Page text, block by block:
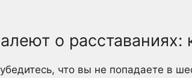
о расставаниях:
что вы не попадаете в